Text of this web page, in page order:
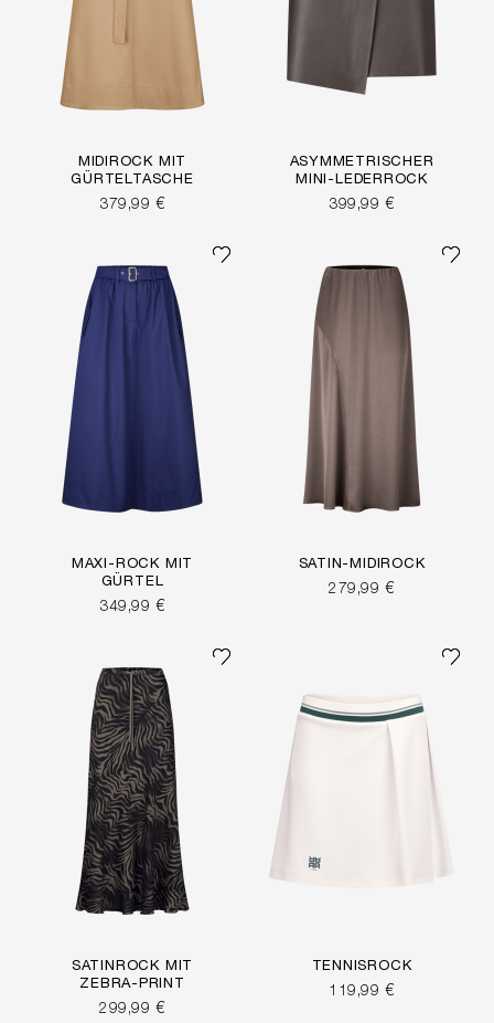
MIDIROCK MIT
GÜRTELTASCHE
379,99 €
ASYMMETRISCHER
MINI-LEDERROCK
399,99 €
MAXI-ROCK MIT
GÜRTEL
349,99 €
SATIN-MIDIROCK
279,99 €
SATINROCK MIT
ZEBRA-PRINT
299,99 €
TENNISROCK
119,99 €